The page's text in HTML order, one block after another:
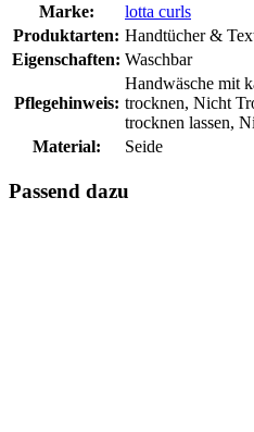
Marke:
lotta curls
Produktarten: Handtücher &
Eigenschaften: Waschbar
Pflegehinweis:
Handwäsche mit
trocknen, Nicht
trocknen lassen,
Material:
Seide
Passend dazu